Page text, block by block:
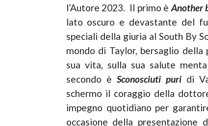
l’Autore 2023. Il primo è Another
lato oscuro e devastante del
speciali della giuria al South By
mondo di Taylor, bersaglio della
sua vita, sulla sua salute
secondo è Sconosciuti puri di
schermo il coraggio della
impegno quotidiano per
occasione della presentazione